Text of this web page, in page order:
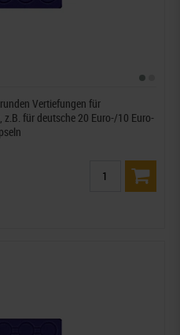
Vertiefungen für
für deutsche 20 Euro-/10 Euro-